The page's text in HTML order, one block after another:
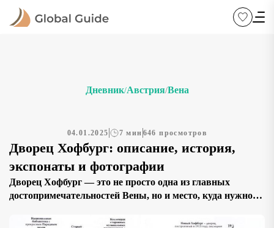
Дневник/Австрия/Вена
04.01.2025 7 мин 646 просмотров
Дворец Хофбург: описание, история,
экспонаты и фотографии
Дворец Хофбург — это не просто одна из главных
достопримечательностей Вены, но и место, куда нужно
величественной истории и увидеть символ имперского